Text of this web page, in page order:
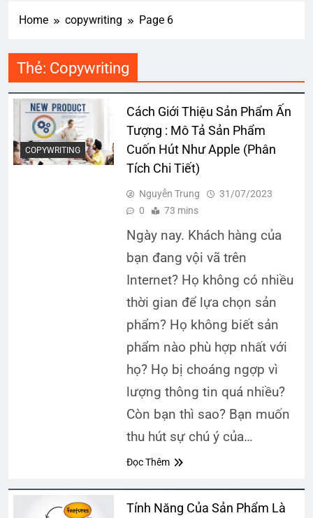
Home copywriting Page 6
Thẻ: Copywriting
COPYWRITING
Cách Giới Thiệu Sản Phẩm Ấn
Tượng : Mô Tả Sản Phẩm
Cuốn Hút Như Apple (Phân
Tích Chi Tiết)
Nguyễn Trung
31/07/2023
0
73 mins
Ngày nay. Khách hàng của
bạn đang vội vã trên
Internet? Họ không có nhiều
thời gian để lựa chọn sản
phẩm? Họ không biết sản
phẩm nào phù hợp nhất với
họ? Họ bị choáng ngợp vì
lượng thông tin quá nhiều?
Còn bạn thì sao? Bạn muốn
thu hút sự chú ý của…
Đọc Thêm
Tính Năng Của Sản Phẩm Là